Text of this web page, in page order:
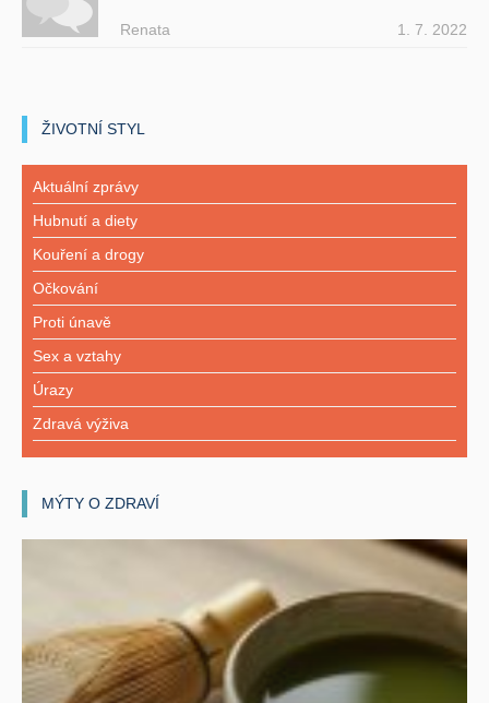
Renata 1. 7. 2022
ŽIVOTNÍ STYL
Aktuální zprávy
Hubnutí a diety
Kouření a drogy
Očkování
Proti únavě
Sex a vztahy
Úrazy
Zdravá výživa
MÝTY O ZDRAVÍ